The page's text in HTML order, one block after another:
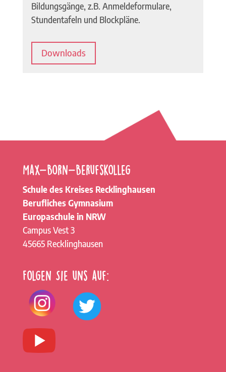
Bildungsgänge, z.B. Anmeldeformulare,
Stundentafeln und Blockpläne.
Downloads
Max-Born-Berufskolleg
Schule des Kreises Recklinghausen
Berufliches Gymnasium
Europaschule in NRW
Campus Vest 3
45665 Recklinghausen
Folgen Sie uns auf: